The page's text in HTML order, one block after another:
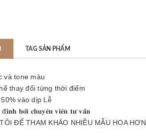
TAG SẢN PHẨM
và tone màu
thay đổi từng thời điểm
vào dịp Lễ
𝐛𝐨̛̉𝐢 𝐜𝐡𝐮𝐲𝐞̂𝐧 𝐯𝐢𝐞̂𝐧 𝐭𝐮̛ 𝐯𝐚̂́𝐧
ĐỂ THAM KHẢO NHIỀU MẪU HOA HƠN.